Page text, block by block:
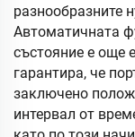
разнообразните
Автоматичната
състояние е още
гарантира, че
заключено
интервал от